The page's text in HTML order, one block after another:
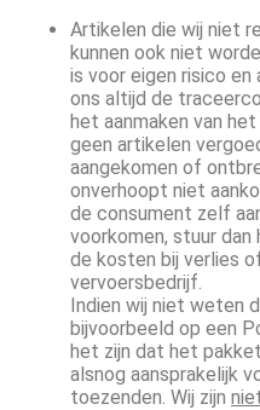
Artikelen die wij niet
kunnen ook niet
is voor eigen risico en
ons altijd de
het aanmaken van
geen artikelen
aangekomen of
onverhoopt niet
de consument zelf
voorkomen, stuur
de kosten bij verlies
vervoersbedrijf.
Indien wij niet weten
bijvoorbeeld op een
het zijn dat het
alsnog aansprakelijk
toezenden. Wij zijn